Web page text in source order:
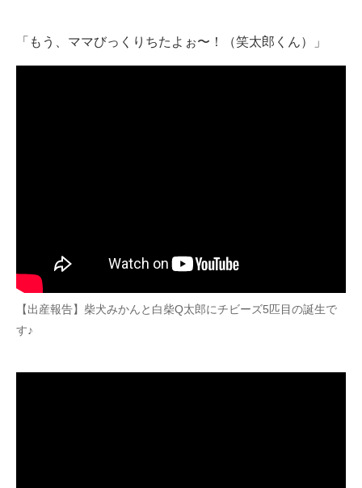
「もう、ママびっくりちたよぉ〜！（笑太郎くん）」
【出産報告】柴犬みかんと白柴Q太郎にチビーズ5匹目の誕生で
す♪